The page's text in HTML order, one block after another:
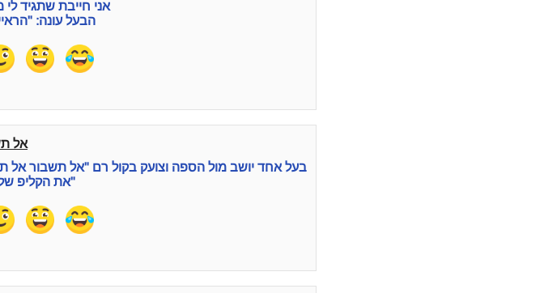
אני חייבת שתגיד
הבעל עונה:
אל
בעל אחד יושב מול הספה וצועק בקול רם "אל תשבור
"את הקליפ